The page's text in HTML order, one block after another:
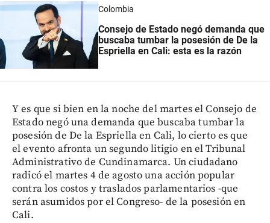
Colombia
Consejo de Estado negó demanda que
buscaba tumbar la posesión de De la
Espriella en Cali: esta es la razón
Y es que si bien en la noche del martes el Consejo de
Estado negó una demanda que buscaba tumbar la
posesión de De la Espriella en Cali, lo cierto es que
el evento afronta un segundo litigio en el Tribunal
Administrativo de Cundinamarca. Un ciudadano
radicó el martes 4 de agosto una acción popular
contra los costos y traslados parlamentarios -que
serán asumidos por el Congreso- de la posesión en
Cali.